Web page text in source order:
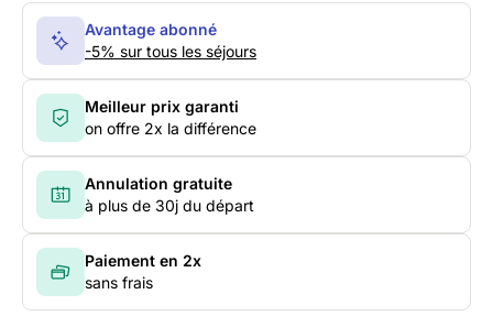
Avantage abonné
-5% sur tous les séjours
Meilleur prix garanti
on offre 2x la différence
Annulation gratuite
à plus de 30j du départ
Paiement en 2x
sans frais